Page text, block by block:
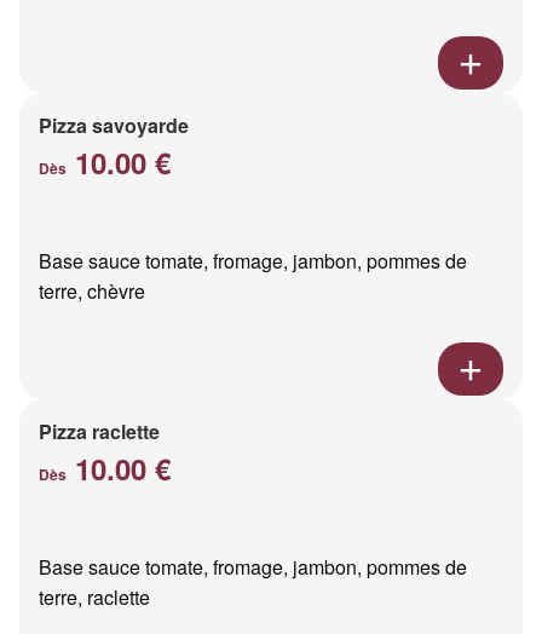
Pizza savoyarde
Dès 10.00 €
Base sauce tomate, fromage, jambon, pommes de
terre, chèvre
Pizza raclette
Dès 10.00 €
Base sauce tomate, fromage, jambon, pommes de
terre, raclette